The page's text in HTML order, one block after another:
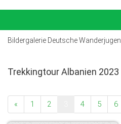
Bildergalerie Deutsche
Trekkingtour Albanien 2023
« 1 2 4 5 6